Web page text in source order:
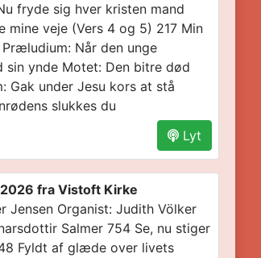
fryde sig hver kristen mand
mine veje (Vers 4 og 5) 217 Min
Når den unge
sin ynde Motet: Den bitre død
Gak under Jesu kors at stå
slukkes du
Lyt
fra Vistoft Kirke
Jensen Organist: Judith Völker
Salmer 754 Se, nu stiger
Fyldt af glæde over livets